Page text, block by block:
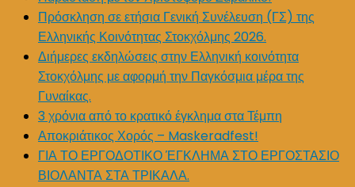
Πρόσκληση σε ετήσια Γενική Συνέλευση (ΓΣ) της
Ελληνικής Κοινότητας Στοκχόλμης 2026.
Διήμερες εκδηλώσεις στην Ελληνική κοινότητα
Στοκχόλμης με αφορμή την Παγκόσμια μέρα της
Γυναίκας.
3 χρόνια από το κρατικό έγκλημα στα Τέμπη
Αποκριάτικος Χορός – Maskeradfest!
ΓΙΑ ΤΟ ΕΡΓΟΔΟΤΙΚΟ ΈΓΚΛΗΜΑ ΣΤΟ ΕΡΓΟΣΤΑΣΙΟ
ΒΙΟΛΑΝΤΑ ΣΤΑ ΤΡΙΚΑΛΑ.